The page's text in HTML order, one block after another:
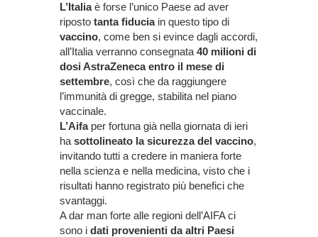
L’Italiaè forse l’unico Paese ad aver
riposto tanta fiduciain questo tipo di
vaccino, come ben si evince dagli accordi,
all’Italia verranno consegnata 40 milioni di
dosi AstraZeneca entro il mese di
settembre, così che da raggiungere
l’immunità di gregge, stabilita nel piano
vaccinale.
L’Aifaper fortuna già nella giornata di ieri
ha sottolineato la sicurezza del vaccino,
invitando tutti a credere in maniera forte
nella scienza e nella medicina, visto che i
risultati hanno registrato più benefici che
svantaggi.
A dar man forte alle regioni dell’AIFA ci
sono i dati provenienti da altri Paesi